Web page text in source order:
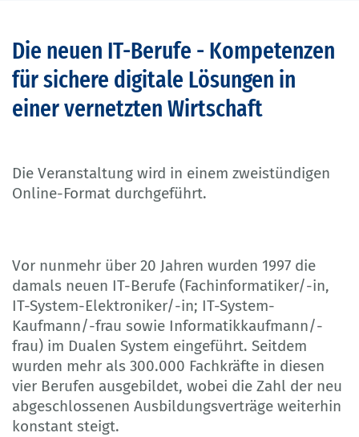
Die neuen IT-Berufe - Kompetenzen
für sichere digitale Lösungen in
einer vernetzten Wirtschaft
Die Veranstaltung wird in einem zweistündigen
Online-Format durchgeführt.
Vor nunmehr über 20 Jahren wurden 1997 die
damals neuen IT-Berufe (Fachinformatiker/-in,
IT-System-Elektroniker/-in; IT-System-
Kaufmann/-frau sowie Informatikkaufmann/-
frau) im Dualen System eingeführt. Seitdem
wurden mehr als 300.000 Fachkräfte in diesen
vier Berufen ausgebildet, wobei die Zahl der neu
abgeschlossenen Ausbildungsverträge weiterhin
konstant steigt.